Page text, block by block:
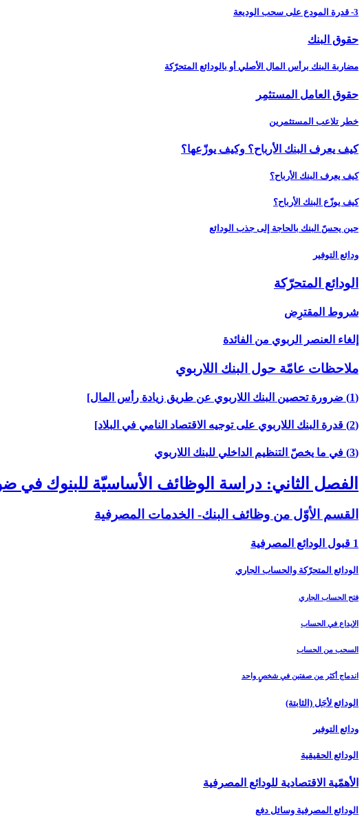
3- قدرة المودِع على سحب الوديعة
حقوق البنك
مضاربة البنك برأس المال الأصلي أو بالودائع المتحرّكة
حقوق العامل المستثمِر
خطر تلاعب المستثمرين
كيف يعرف البنك الأرباح؟ وكيف يوزّعها؟
كيف يعرف البنك الأرباح؟
كيف يوزّع البنك الأرباح؟
حين يحسّ البنك بالحاجة إلى جذب الودائع
ودائع التوفير
الودائع المتحرّكة
شروط المقترِض
إلغاء العنصر الربوي من الفائدة
ملاحظات عامّة حول البنك اللاربوي‏
(1) ضرورة تحصين البنك اللاربوي عن طريق زيادة رأس المال‏]
(2) قدرة البنك اللاربوي على توجيه الاقتصاد النامي في البلاد]
(3) في ما يخصّ التنظيم الداخلي للبنك اللاربوي‏
الفصل الثاني: دراسة الوظائف الأساسيّة للبنوك في
القسم الأوّل من وظائف البنك- الخدمات المصرفية
1 قبول الودائع المصرفية
الودائع المتحرّكة والحساب الجاري
فتح الحساب الجاري
الإيداع في الحساب
السحب من الحساب
اندماج أكثر من صفتين في شخصٍ واحد
الودائع لأجَل (الثابتة)
ودائع التوفير
الودائع الحقيقية
الأهمّية الاقتصادية للودائع المصرفية
الودائع المصرفية وسائل دفع